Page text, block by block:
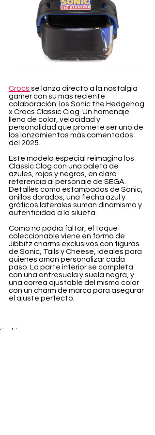
Crocs se lanza directo a la nostalgia
gamer con su más reciente
colaboración: los Sonic the Hedgehog
x Crocs Classic Clog. Un homenaje
lleno de color, velocidad y
personalidad que promete ser uno de
los lanzamientos más comentados
del 2025.
Este modelo especial reimagina los
Classic Clog con una paleta de
azules, rojos y negros, en clara
referencia al personaje de SEGA.
Detalles como estampados de Sonic,
anillos dorados, una flecha azul y
gráficos laterales suman dinamismo y
autenticidad a la silueta.
Como no podía faltar, el toque
coleccionable viene en forma de
Jibbitz charms exclusivos con figuras
de Sonic, Tails y Cheese, ideales para
quienes aman personalizar cada
paso. La parte inferior se completa
con una entresuela y suela negra, y
una correa ajustable del mismo color
con un charm de marca para asegurar
el ajuste perfecto.
Fashion